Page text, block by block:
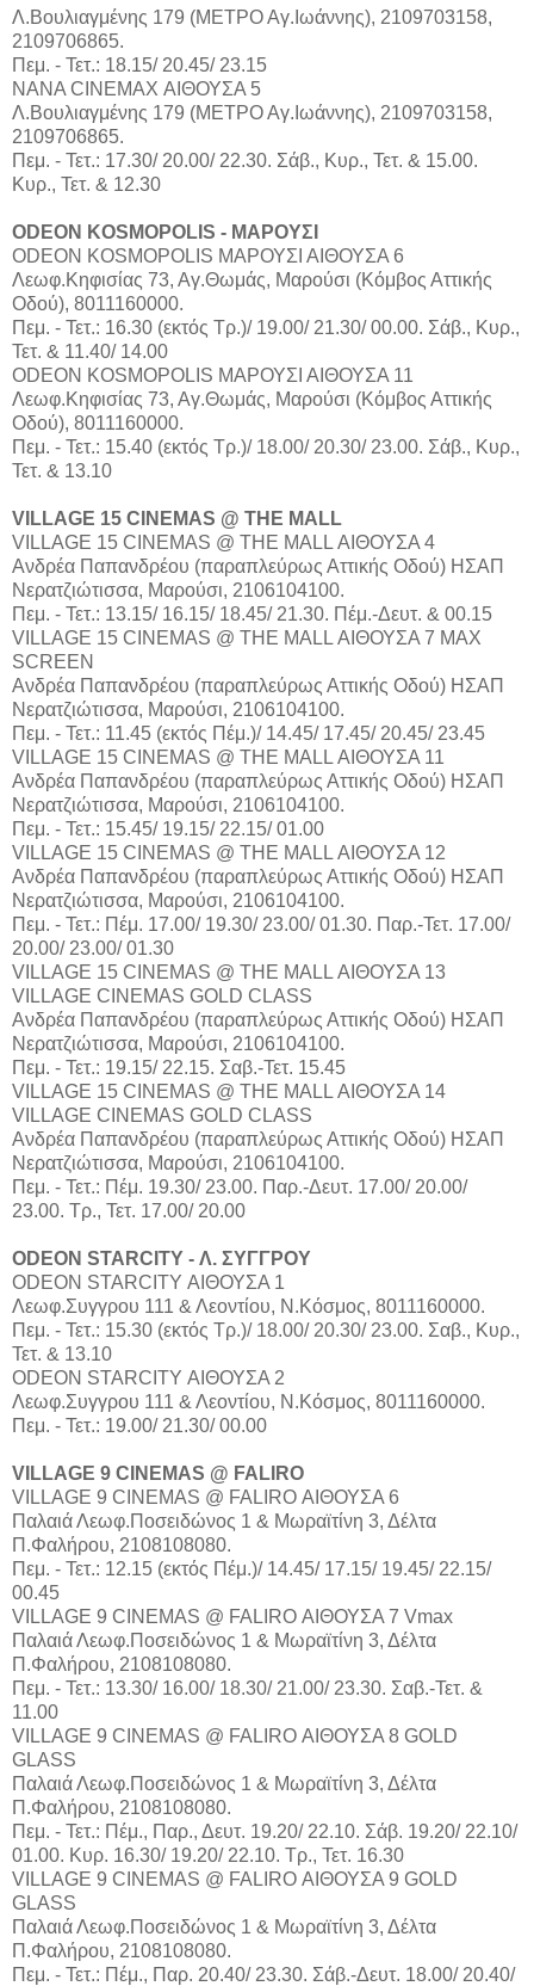
Λ.Βουλιαγμένης 179 (ΜΕΤΡΟ Αγ.Ιωάννης), 2109703158,
2109706865.
Πεμ. - Τετ.: 18.15/ 20.45/ 23.15
ΝΑΝΑ CINEMAX ΑΙΘΟΥΣΑ 5
Λ.Βουλιαγμένης 179 (ΜΕΤΡΟ Αγ.Ιωάννης), 2109703158,
2109706865.
Πεμ. - Τετ.: 17.30/ 20.00/ 22.30. Σάβ., Κυρ., Τετ. & 15.00.
Κυρ., Τετ. & 12.30
ODEON KOSMOPOLIS - ΜΑΡΟΥΣΙ
ODEON KOSMOPOLIS ΜΑΡΟΥΣΙ ΑΙΘΟΥΣΑ 6
Λεωφ.Κηφισίας 73, Αγ.Θωμάς, Μαρούσι (Κόμβος Αττικής
Οδού), 8011160000.
Πεμ. - Τετ.: 16.30 (εκτός Τρ.)/ 19.00/ 21.30/ 00.00. Σάβ., Κυρ.,
Τετ. & 11.40/ 14.00
ODEON KOSMOPOLIS ΜΑΡΟΥΣΙ ΑΙΘΟΥΣΑ 11
Λεωφ.Κηφισίας 73, Αγ.Θωμάς, Μαρούσι (Κόμβος Αττικής
Οδού), 8011160000.
Πεμ. - Τετ.: 15.40 (εκτός Τρ.)/ 18.00/ 20.30/ 23.00. Σάβ., Κυρ.,
Τετ. & 13.10
VILLAGE 15 CINEMAS @ THE MALL
VILLAGE 15 CINEMAS @ THE MALL ΑΙΘΟΥΣΑ 4
Aνδρέα Παπανδρέου (παραπλεύρως Αττικής Οδού) ΗΣΑΠ
Νερατζιώτισσα, Μαρούσι, 2106104100.
Πεμ. - Τετ.: 13.15/ 16.15/ 18.45/ 21.30. Πέμ.-Δευτ. & 00.15
VILLAGE 15 CINEMAS @ THE MALL ΑΙΘΟΥΣΑ 7 MAX
SCREEN
Aνδρέα Παπανδρέου (παραπλεύρως Αττικής Οδού) ΗΣΑΠ
Νερατζιώτισσα, Μαρούσι, 2106104100.
Πεμ. - Τετ.: 11.45 (εκτός Πέμ.)/ 14.45/ 17.45/ 20.45/ 23.45
VILLAGE 15 CINEMAS @ THE MALL ΑΙΘΟΥΣΑ 11
Aνδρέα Παπανδρέου (παραπλεύρως Αττικής Οδού) ΗΣΑΠ
Νερατζιώτισσα, Μαρούσι, 2106104100.
Πεμ. - Τετ.: 15.45/ 19.15/ 22.15/ 01.00
VILLAGE 15 CINEMAS @ THE MALL ΑΙΘΟΥΣΑ 12
Aνδρέα Παπανδρέου (παραπλεύρως Αττικής Οδού) ΗΣΑΠ
Νερατζιώτισσα, Μαρούσι, 2106104100.
Πεμ. - Τετ.: Πέμ. 17.00/ 19.30/ 23.00/ 01.30. Παρ.-Τετ. 17.00/
20.00/ 23.00/ 01.30
VILLAGE 15 CINEMAS @ THE MALL ΑΙΘΟΥΣΑ 13
VILLAGE CINEMAS GOLD CLASS
Aνδρέα Παπανδρέου (παραπλεύρως Αττικής Οδού) ΗΣΑΠ
Νερατζιώτισσα, Μαρούσι, 2106104100.
Πεμ. - Τετ.: 19.15/ 22.15. Σαβ.-Τετ. 15.45
VILLAGE 15 CINEMAS @ THE MALL ΑΙΘΟΥΣΑ 14
VILLAGE CINEMAS GOLD CLASS
Aνδρέα Παπανδρέου (παραπλεύρως Αττικής Οδού) ΗΣΑΠ
Νερατζιώτισσα, Μαρούσι, 2106104100.
Πεμ. - Τετ.: Πέμ. 19.30/ 23.00. Παρ.-Δευτ. 17.00/ 20.00/
23.00. Τρ., Τετ. 17.00/ 20.00
ODEON STARCITY - Λ. ΣΥΓΓΡΟΥ
ODEON STARCITY ΑΙΘΟΥΣΑ 1
Λεωφ.Συγγρου 111 & Λεοντίου, Ν.Κόσμος, 8011160000.
Πεμ. - Τετ.: 15.30 (εκτός Τρ.)/ 18.00/ 20.30/ 23.00. Σαβ., Κυρ.,
Τετ. & 13.10
ODEON STARCITY ΑΙΘΟΥΣΑ 2
Λεωφ.Συγγρου 111 & Λεοντίου, Ν.Κόσμος, 8011160000.
Πεμ. - Τετ.: 19.00/ 21.30/ 00.00
VILLAGE 9 CINEMAS @ FALIRO
VILLAGE 9 CINEMAS @ FALIRO ΑΙΘΟΥΣΑ 6
Παλαιά Λεωφ.Ποσειδώνος 1 & Μωραϊτίνη 3, Δέλτα
Π.Φαλήρου, 2108108080.
Πεμ. - Τετ.: 12.15 (εκτός Πέμ.)/ 14.45/ 17.15/ 19.45/ 22.15/
00.45
VILLAGE 9 CINEMAS @ FALIRO ΑΙΘΟΥΣΑ 7 Vmax
Παλαιά Λεωφ.Ποσειδώνος 1 & Μωραϊτίνη 3, Δέλτα
Π.Φαλήρου, 2108108080.
Πεμ. - Τετ.: 13.30/ 16.00/ 18.30/ 21.00/ 23.30. Σαβ.-Τετ. &
11.00
VILLAGE 9 CINEMAS @ FALIRO ΑΙΘΟΥΣΑ 8 GOLD
GLASS
Παλαιά Λεωφ.Ποσειδώνος 1 & Μωραϊτίνη 3, Δέλτα
Π.Φαλήρου, 2108108080.
Πεμ. - Τετ.: Πέμ., Παρ., Δευτ. 19.20/ 22.10. Σάβ. 19.20/ 22.10/
01.00. Κυρ. 16.30/ 19.20/ 22.10. Τρ., Τετ. 16.30
VILLAGE 9 CINEMAS @ FALIRO ΑΙΘΟΥΣΑ 9 GOLD
GLASS
Παλαιά Λεωφ.Ποσειδώνος 1 & Μωραϊτίνη 3, Δέλτα
Π.Φαλήρου, 2108108080.
Πεμ. - Τετ.: Πέμ., Παρ. 20.40/ 23.30. Σάβ.-Δευτ. 18.00/ 20.40/